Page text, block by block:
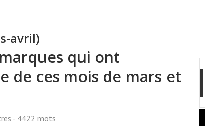
avril)
qui ont
de ces mois de mars et
- 4422 mots